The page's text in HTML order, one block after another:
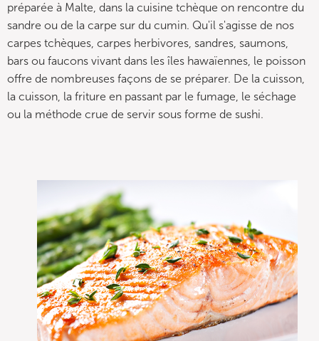
préparée à Malte, dans la cuisine tchèque on rencontre du
sandre ou de la carpe sur du cumin. Qu'il s'agisse de nos
carpes tchèques, carpes herbivores, sandres, saumons,
bars ou faucons vivant dans les îles hawaïennes, le poisson
offre de nombreuses façons de se préparer. De la cuisson,
la cuisson, la friture en passant par le fumage, le séchage
ou la méthode crue de servir sous forme de sushi.